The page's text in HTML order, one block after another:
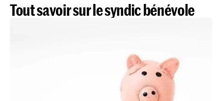
Tout savoir sur le syndic bénévole